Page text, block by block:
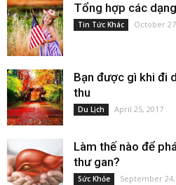
Tổng hợp các
Tin Tức Khác October
Bạn được gì khi đi
thu
Du Lịch April 25, 2017
Làm thế nào để
thư gan?
Sức Khỏe September 24,